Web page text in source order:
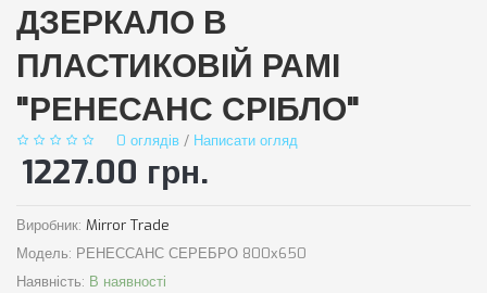
ДЗЕРКАЛО В
ПЛАСТИКОВІЙ РАМІ
"РЕНЕСАНС СРІБЛО"
0 оглядів/ Написати огляд
1227.00 грн.
Виробник: Mirror Trade
Модель: РЕНЕССАНС СЕРЕБРО 800х650
Наявність: В наявності